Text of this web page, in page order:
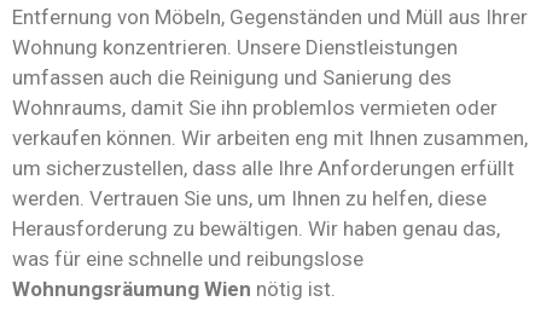
Entfernung von Möbeln, Gegenständen und Müll aus Ihrer
Wohnung konzentrieren. Unsere Dienstleistungen
umfassen auch die Reinigung und Sanierung des
Wohnraums, damit Sie ihn problemlos vermieten oder
verkaufen können. Wir arbeiten eng mit Ihnen zusammen,
um sicherzustellen, dass alle Ihre Anforderungen erfüllt
werden. Vertrauen Sie uns, um Ihnen zu helfen, diese
Herausforderung zu bewältigen. Wir haben genau das,
was für eine schnelle und reibungslose
Wohnungsräumung Wien nötig ist.